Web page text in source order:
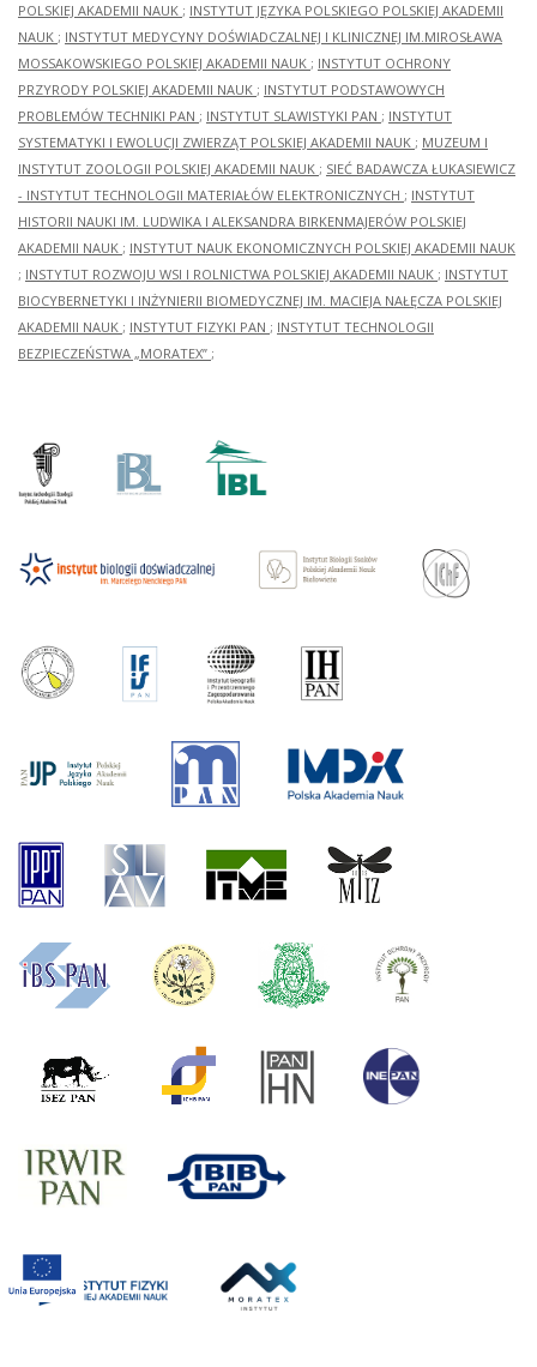
POLSKIEJ AKADEMII NAUK ; INSTYTUT JĘZYKA POLSKIEGO POLSKIEJ AKADEMII
NAUK ; INSTYTUT MEDYCYNY DOŚWIADCZALNEJ I KLINICZNEJ IM.MIROSŁAWA
MOSSAKOWSKIEGO POLSKIEJ AKADEMII NAUK ; INSTYTUT OCHRONY
PRZYRODY POLSKIEJ AKADEMII NAUK ; INSTYTUT PODSTAWOWYCH
PROBLEMÓW TECHNIKI PAN ; INSTYTUT SLAWISTYKI PAN ; INSTYTUT
SYSTEMATYKI I EWOLUCJI ZWIERZĄT POLSKIEJ AKADEMII NAUK ; MUZEUM I
INSTYTUT ZOOLOGII POLSKIEJ AKADEMII NAUK ; SIEĆ BADAWCZA ŁUKASIEWICZ
- INSTYTUT TECHNOLOGII MATERIAŁÓW ELEKTRONICZNYCH ; INSTYTUT
HISTORII NAUKI IM. LUDWIKA I ALEKSANDRA BIRKENMAJERÓW POLSKIEJ
AKADEMII NAUK ; INSTYTUT NAUK EKONOMICZNYCH POLSKIEJ AKADEMII NAUK
; INSTYTUT ROZWOJU WSI I ROLNICTWA POLSKIEJ AKADEMII NAUK ; INSTYTUT
BIOCYBERNETYKI I INŻYNIERII BIOMEDYCZNEJ IM. MACIEJA NAŁĘCZA POLSKIEJ
AKADEMII NAUK ; INSTYTUT FIZYKI PAN ; INSTYTUT TECHNOLOGII
BEZPIECZEŃSTWA „MORATEX” ;